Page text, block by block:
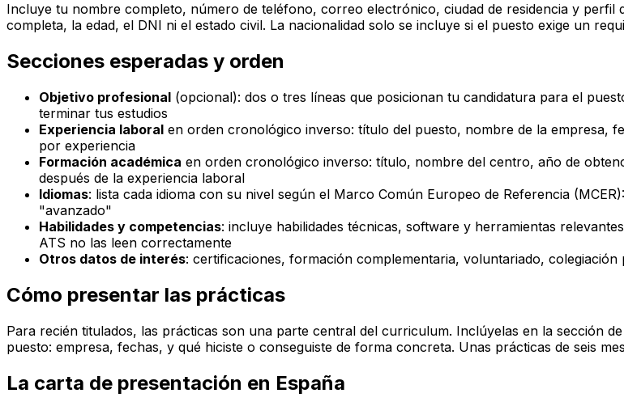
Incluye tu nombre completo, número de teléfono, correo electrónico, ciudad de residencia y perfil
completa, la edad, el DNI ni el estado civil. La nacionalidad solo se incluye si el puesto exige un
Secciones esperadas y orden
Objetivo profesional (opcional): dos o tres líneas que posicionan tu candidatura para el
terminar tus estudios
Experiencia laboral en orden cronológico inverso: título del puesto, nombre de la empresa,
por experiencia
Formación académica en orden cronológico inverso: título, nombre del centro, año de
después de la experiencia laboral
Idiomas: lista cada idioma con su nivel según el Marco Común Europeo de Referencia
"avanzado"
Habilidades y competencias: incluye habilidades técnicas, software y herramientas
ATS no las leen correctamente
Otros datos de interés: certificaciones, formación complementaria, voluntariado,
Cómo presentar las prácticas
Para recién titulados, las prácticas son una parte central del curriculum. Inclúyelas en la sección
puesto: empresa, fechas, y qué hiciste o conseguiste de forma concreta. Unas prácticas de seis
La carta de presentación en España